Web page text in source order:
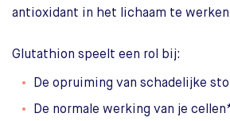
antioxidant in het lichaam te
Glutathion speelt een rol bij:
De opruiming van schadelijke
De normale werking van je